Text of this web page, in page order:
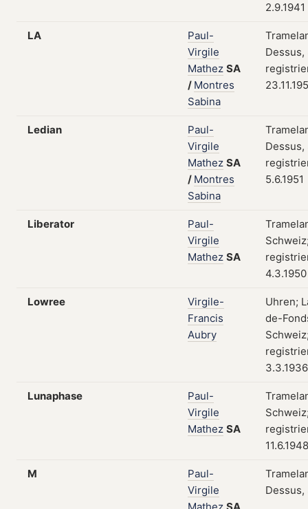
2.9.1941
LA
Paul-
Virgile
Mathez SA
/ Montres
Sabina
Dessus,
Ledian
Paul-
Virgile
Mathez SA
/ Montres
Sabina
Dessus,
5.6.1951
Liberator
Paul-
Virgile
Mathez SA
4.3.1950
Lowree
Virgile-
Francis
Aubry
Uhren;
de-
3.3.1936
Lunaphase
Paul-
Virgile
Mathez SA
11.6.1948
M
Paul-
Virgile